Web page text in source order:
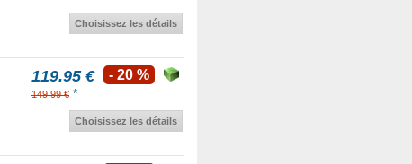
Choisissez les détails
119.95 €
149.99 € *
- 20 %
Choisissez les détails